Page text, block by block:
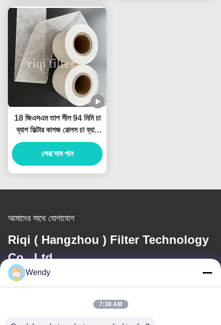
18 জিএসএম তাপ সীল 94 মিমি চা
ব্যাগ ফিল্টার কাগজ রোলস চা ব্যাগ
উত্পাদন জন্য
সেরা দাম পান
আমাদের সাথে যোগাযোগ
Riqi ( Hangzhou ) Filter Technology
Co., Ltd.
ই-মেইল
wendy@hzriqi.com
Wendy
7:38 AM